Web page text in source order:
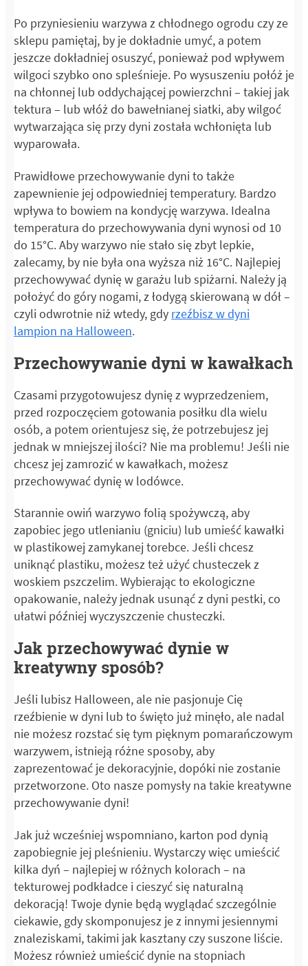
Po przyniesieniu warzywa z chłodnego ogrodu czy ze
sklepu pamiętaj, by je dokładnie umyć, a potem
jeszcze dokładniej osuszyć, ponieważ pod wpływem
wilgoci szybko ono spleśnieje. Po wysuszeniu połóż je
na chłonnej lub oddychającej powierzchni – takiej jak
tektura – lub włóż do bawełnianej siatki, aby wilgoć
wytwarzająca się przy dyni została wchłonięta lub
wyparowała.
Prawidłowe przechowywanie dyni to także
zapewnienie jej odpowiedniej temperatury. Bardzo
wpływa to bowiem na kondycję warzywa. Idealna
temperatura do przechowywania dyni wynosi od 10
do 15°C. Aby warzywo nie stało się zbyt lepkie,
zalecamy, by nie była ona wyższa niż 16°C. Najlepiej
przechowywać dynię w garażu lub spiżarni. Należy ją
położyć do góry nogami, z łodygą skierowaną w dół –
czyli odwrotnie niż wtedy, gdy rzeźbisz w dyni
lampion na Halloween.
Przechowywanie dyni w kawałkach
Czasami przygotowujesz dynię z wyprzedzeniem,
przed rozpoczęciem gotowania posiłku dla wielu
osób, a potem orientujesz się, że potrzebujesz jej
jednak w mniejszej ilości? Nie ma problemu! Jeśli nie
chcesz jej zamrozić w kawałkach, możesz
przechowywać dynię w lodówce.
Starannie owiń warzywo folią spożywczą, aby
zapobiec jego utlenianiu (gniciu) lub umieść kawałki
w plastikowej zamykanej torebce. Jeśli chcesz
uniknąć plastiku, możesz też użyć chusteczek z
woskiem pszczelim. Wybierając to ekologiczne
opakowanie, należy jednak usunąć z dyni pestki, co
ułatwi później wyczyszczenie chusteczki.
Jak przechowywać dynie w
kreatywny sposób?
Jeśli lubisz Halloween, ale nie pasjonuje Cię
rzeźbienie w dyni lub to święto już minęło, ale nadal
nie możesz rozstać się tym pięknym pomarańczowym
warzywem, istnieją różne sposoby, aby
zaprezentować je dekoracyjnie, dopóki nie zostanie
przetworzone. Oto nasze pomysły na takie kreatywne
przechowywanie dyni!
Jak już wcześniej wspomniano, karton pod dynią
zapobiegnie jej pleśnieniu. Wystarczy więc umieścić
kilka dyń – najlepiej w różnych kolorach – na
tekturowej podkładce i cieszyć się naturalną
dekoracją! Twoje dynie będą wyglądać szczególnie
ciekawie, gdy skomponujesz je z innymi jesiennymi
znaleziskami, takimi jak kasztany czy suszone liście.
Możesz również umieścić dynie na stopniach